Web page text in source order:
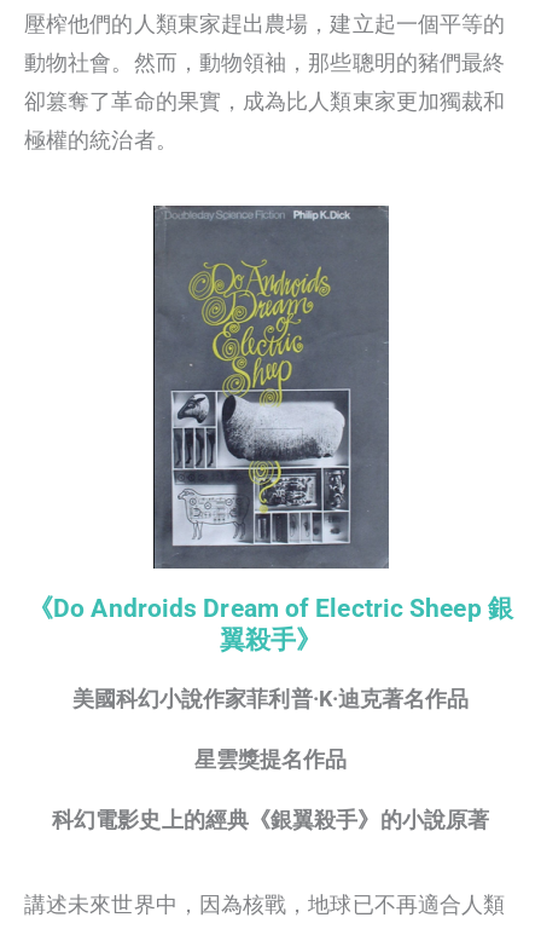
壓榨他們的人類東家趕出農場，建立起一個平等的
動物社會。然而，動物領袖，那些聰明的豬們最終
卻篡奪了革命的果實，成為比人類東家更加獨裁和
極權的統治者。
《Do Androids Dream of Electric Sheep 銀
翼殺手》
美國科幻小說作家菲利普·K·迪克著名作品
星雲獎提名作品
科幻電影史上的經典《銀翼殺手》的小說原著
講述未來世界中，因為核戰，地球已不再適合人類